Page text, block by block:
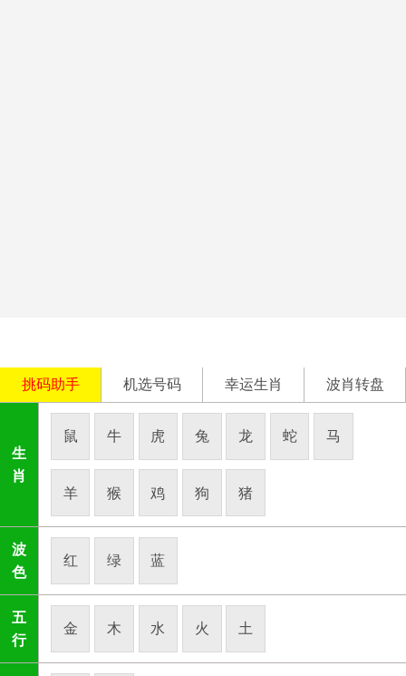
挑码助手 机选号码 幸运生肖 波肖转盘
生
肖
鼠 牛 虎 兔 龙 蛇 马
羊 猴 鸡 狗 猪
波
色
红 绿 蓝
五
行
金 木 水 火 土